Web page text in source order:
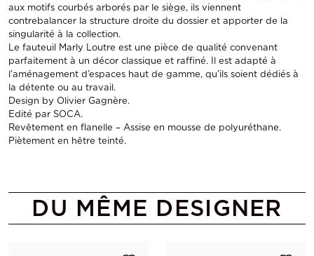
aux motifs courbés arborés par le siège, ils viennent
contrebalancer la structure droite du dossier et apporter de la
singularité à la collection.
Le fauteuil Marly Loutre est une pièce de qualité convenant
parfaitement à un décor classique et raffiné. Il est adapté à
l’aménagement d’espaces haut de gamme, qu’ils soient dédiés à
la détente ou au travail.
Design by Olivier Gagnère.
Edité par SOCA.
Revêtement en flanelle – Assise en mousse de polyuréthane.
Piètement en hêtre teinté.
DU MÊME DESIGNER